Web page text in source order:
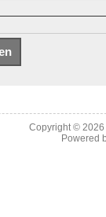
Copyright ©
Powered